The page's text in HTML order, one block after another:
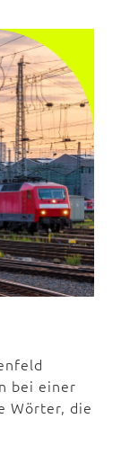
bei einer
Wörter, die